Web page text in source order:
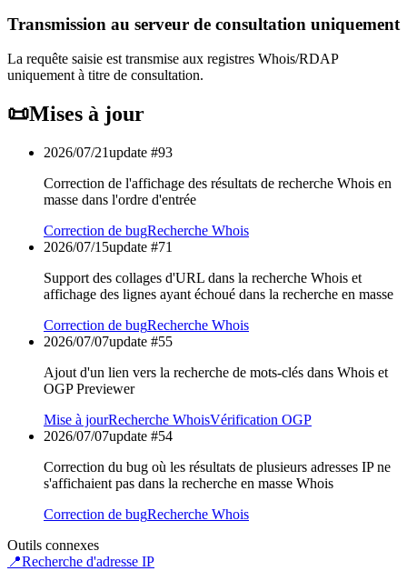
Transmission au serveur de consultation uniquement
La requête saisie est transmise aux registres Whois/RDAP
uniquement à titre de consultation.
📜Mises à jour
2026/07/21update #93
Correction de l'affichage des résultats de recherche Whois en
masse dans l'ordre d'entrée
Correction de bugRecherche Whois
2026/07/15update #71
Support des collages d'URL dans la recherche Whois et
affichage des lignes ayant échoué dans la recherche en masse
Correction de bugRecherche Whois
2026/07/07update #55
Ajout d'un lien vers la recherche de mots-clés dans Whois et
OGP Previewer
Mise à jourRecherche WhoisVérification OGP
2026/07/07update #54
Correction du bug où les résultats de plusieurs adresses IP ne
s'affichaient pas dans la recherche en masse Whois
Correction de bugRecherche Whois
Outils connexes
📍Recherche d'adresse IP